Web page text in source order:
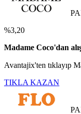
%3,20
Madame Coco'dan
Avantajix'ten tıklayıp
TIKLA KAZAN